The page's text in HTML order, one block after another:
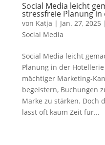
Social Media leicht
stressfreie Planung
von Katja | Jan. 27, 2025 |
Social Media
Social Media leicht
Planung in der
mächtiger Marketing-
begeistern, Buchungen
Marke zu stärken. Doch
lässt oft kaum Zeit für...